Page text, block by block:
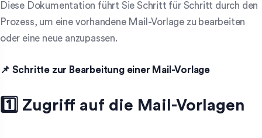
Diese Dokumentation führt Sie Schritt für Schritt durch den
Prozess, um eine vorhandene Mail-Vorlage zu bearbeiten
oder eine neue anzupassen.
📌 Schritte zur Bearbeitung einer Mail-Vorlage
1️⃣ Zugriff auf die Mail-Vorlagen